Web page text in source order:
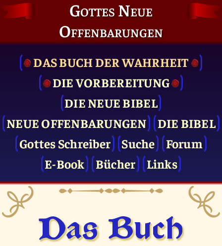
Gottes Neue
Offenbarungen
DAS BUCH DER WAHRHEIT
DIE VOR­BEREITUNG
DIE NEUE BIBEL
NEUE OFFENBARUNGEN
DIE BIBEL
Gottes Schreiber
Suche
Forum
E-Book
Bücher Links
Das Buch